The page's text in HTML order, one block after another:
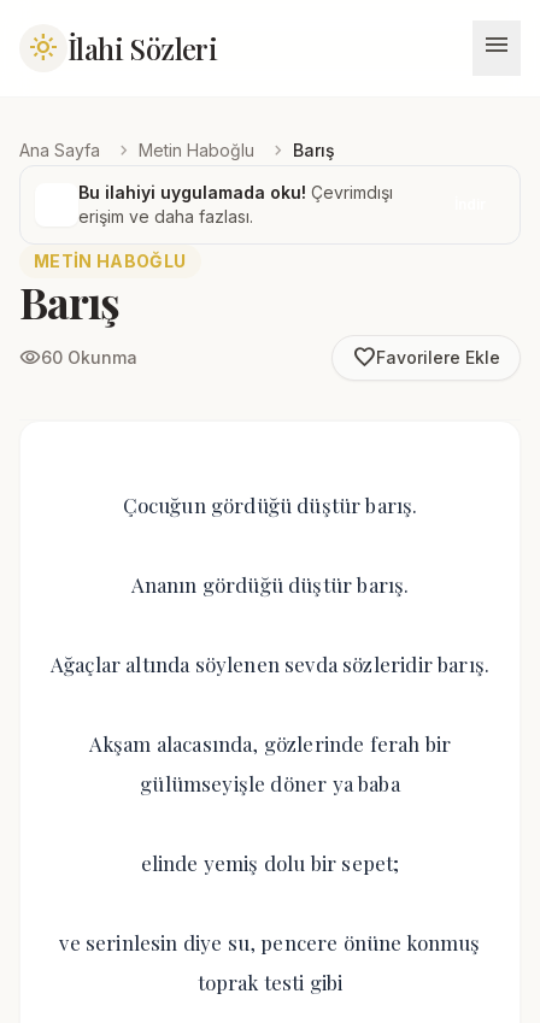
light_mode İlahi Sözleri menu
Ana Sayfa chevron_right Metin Haboğlu chevron_right Barış
Bu ilahiyi uygulamada oku! Çevrimdışı
erişim ve daha fazlası.
METIN HABOĞLU
Barış
visibility60 Okunma favorite_borderFavorilere Ekle
Çocuğun gördüğü düştür barış.
Ananın gördüğü düştür barış.
Ağaçlar altında söylenen sevda sözleridir barış.
Akşam alacasında, gözlerinde ferah bir
gülümseyişle döner ya baba
elinde yemiş dolu bir sepet;
ve serinlesin diye su, pencere önüne konmuş
toprak testi gibi